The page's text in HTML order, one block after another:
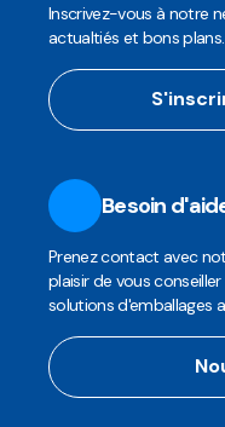
Inscrivez-vous à notre
actualtiés et bons plans.
Besoin
Prenez contact avec
plaisir de vous
solutions d'emballages